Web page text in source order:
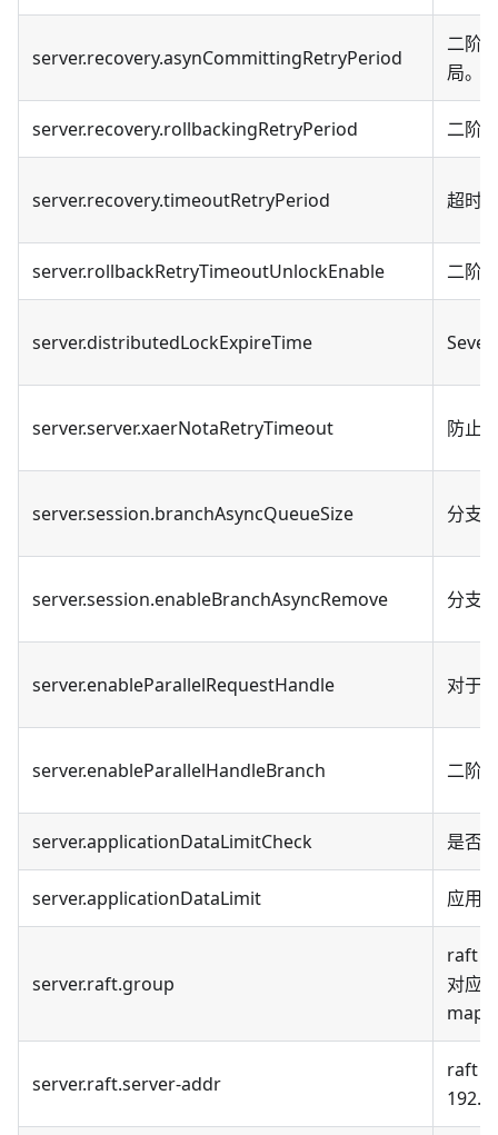
server.recovery.asynCommittingRetryPeriod
二阶
局。
server.recovery.rollbackingRetryPeriod 二阶
server.recovery.timeoutRetryPeriod 超时
server.rollbackRetryTimeoutUnlockEnable 二阶
server.distributedLockExpireTime
server.server.xaerNotaRetryTimeout 防止
server.session.branchAsyncQueueSize 分支
server.session.enableBranchAsyncRemove 分支
server.enableParallelRequestHandle 对于
server.enableParallelHandleBranch 二阶
server.applicationDataLimitCheck 是否
server.applicationDataLimit 应用
server.raft.group
raft
对应
server.raft.server-addr
raft